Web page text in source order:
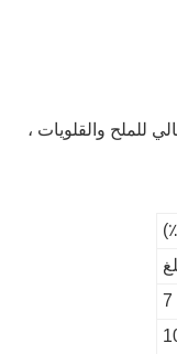
للملح والقلويات ،
7